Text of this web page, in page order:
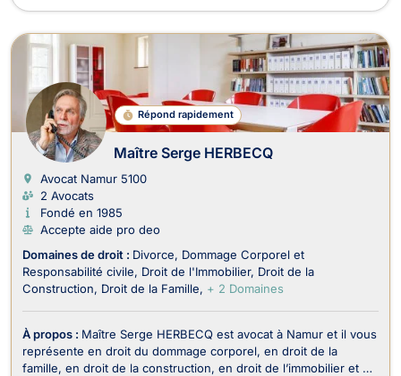
Répond rapidement
Maître Serge HERBECQ
Avocat Namur 5100
2 Avocats
Fondé en 1985
Accepte aide pro deo
Domaines de droit : Divorce
Dommage Corporel et
Responsabilité civile
Droit de l'Immobilier Droit de la
Construction
Droit de la Famille + 2 Domaines
À propos : Maître Serge HERBECQ est avocat à Namur et il vous
représente en droit du dommage corporel, en droit de la
famille, en droit de la construction, en droit de l’immobilier et en